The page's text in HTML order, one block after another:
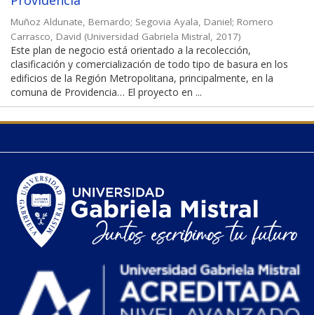
Muñoz Aldunate, Bernardo; Segovia Ayala, Daniel; Romero
Carrasco, David (Universidad Gabriela Mistral, 2017)
Este plan de negocio está orientado a la recolección,
clasificación y comercialización de todo tipo de basura en los
edificios de la Región Metropolitana, principalmente, en la
comuna de Providencia… El proyecto en ...